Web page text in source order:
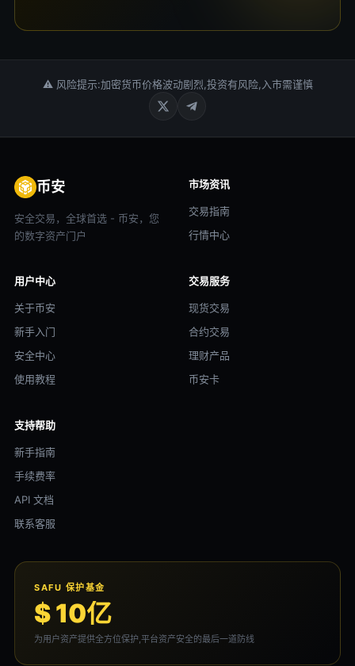
⚠ 风险提示:加密货币价格波动剧烈,投资有风险,入市需谨慎
币安
安全交易，全球首选 - 币安，您
的数字资产门户
市场资讯
交易指南
行情中心
用户中心
关于币安
新手入门
安全中心
使用教程
交易服务
现货交易
合约交易
理财产品
币安卡
支持帮助
新手指南
手续费率
API 文档
联系客服
SAFU 保护基金
$ 10亿
为用户资产提供全方位保护,平台资产安全的最后一道防线